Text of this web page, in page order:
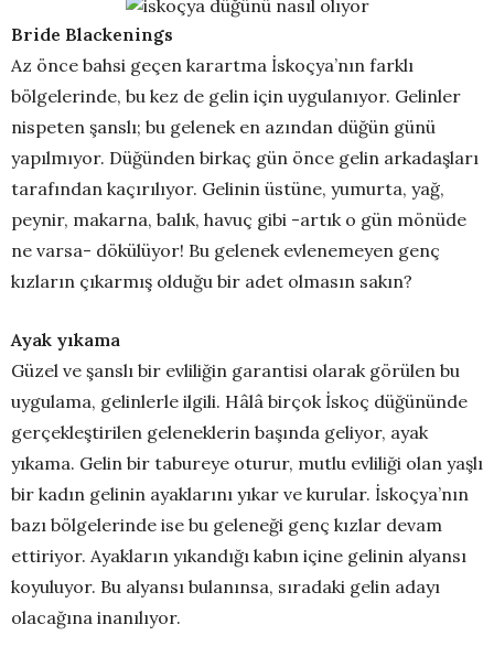
Bride Blackenings
Az önce bahsi geçen karartma İskoçya’nın farklı
bölgelerinde, bu kez de gelin için uygulanıyor. Gelinler
nispeten şanslı; bu gelenek en azından düğün günü
yapılmıyor. Düğünden birkaç gün önce gelin arkadaşları
tarafından kaçırılıyor. Gelinin üstüne, yumurta, yağ,
peynir, makarna, balık, havuç gibi -artık o gün mönüde
ne varsa- dökülüyor! Bu gelenek evlenemeyen genç
kızların çıkarmış olduğu bir adet olmasın sakın?
Ayak yıkama
Güzel ve şanslı bir evliliğin garantisi olarak görülen bu
uygulama, gelinlerle ilgili. Hâlâ birçok İskoç düğününde
gerçekleştirilen geleneklerin başında geliyor, ayak
yıkama. Gelin bir tabureye oturur, mutlu evliliği olan yaşlı
bir kadın gelinin ayaklarını yıkar ve kurular. İskoçya’nın
bazı bölgelerinde ise bu geleneği genç kızlar devam
ettiriyor. Ayakların yıkandığı kabın içine gelinin alyansı
koyuluyor. Bu alyansı bulanınsa, sıradaki gelin adayı
olacağına inanılıyor.